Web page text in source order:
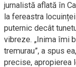
jurnalistă aflată în
la fereastra
puternic decât
vibreze. „Inima îmi
tremurau”, a spus
precise, apropierea